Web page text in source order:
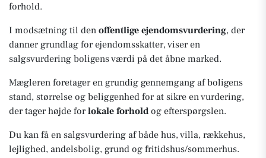
forhold.
I modsætning til den offentlige ejendomsvurdering, der
danner grundlag for ejendomsskatter, viser en
salgsvurdering boligens værdi på det åbne marked.
Mægleren foretager en grundig gennemgang af boligens
stand, størrelse og beliggenhed for at sikre en vurdering,
der tager højde forlokale forhold og efterspørgslen.
Du kan få en salgsvurdering af både hus, villa, rækkehus,
lejlighed, andelsbolig, grund og fritidshus/sommerhus.